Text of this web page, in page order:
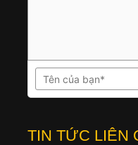
TIN TỨC LIÊN